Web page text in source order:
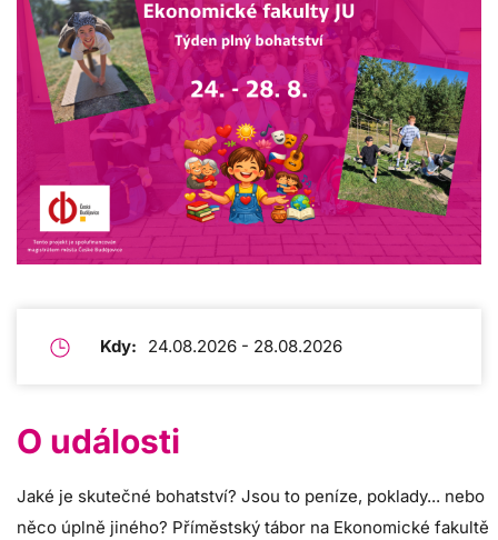
Kdy: 24.08.2026 - 28.08.2026
O události
Jaké je skutečné bohatství? Jsou to peníze, poklady... nebo
něco úplně jiného? Příměstský tábor na Ekonomické fakultě